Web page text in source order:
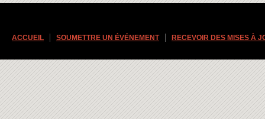
ACCUEIL SOUMETTRE UN ÉVÉNEMENT RECEVOIR DES MISES À